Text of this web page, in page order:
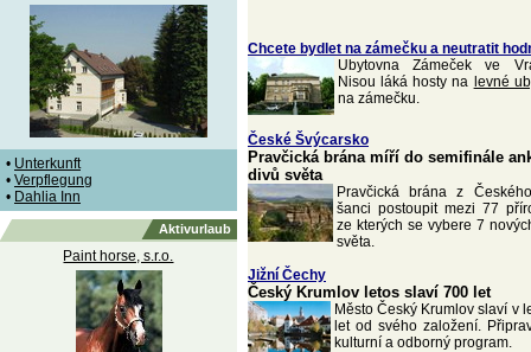
• Unterkunft
• Verpflegung
• Dahlia Inn
Aktivurlaub
Paint horse, s.r.o.
Chcete bydlet na zámečku a neutratit
Ubytovna Zámeček ve
Nisou láká hosty na levné
na zámečku.
České Švýcarsko
Pravčická brána míří do semifinále
divů světa
Pravčická brána z
šanci postoupit mezi 77
ze kterých se vybere 7
světa.
Jižní Čechy
Český Krumlov letos slaví 700 let
Město Český Krumlov slaví v
let od svého založení.
kulturní a odborný program.